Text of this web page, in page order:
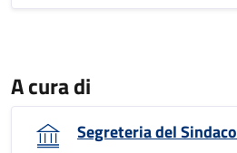
A cura di
Segreteria del Sindaco